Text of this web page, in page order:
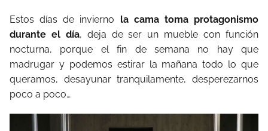
Estos días de invierno la cama toma protagonismo
durante el día, deja de ser un mueble con función
nocturna, porque el fin de semana no hay que
madrugar y podemos estirar la mañana todo lo que
queramos, desayunar tranquilamente, desperezarnos
poco a poco…